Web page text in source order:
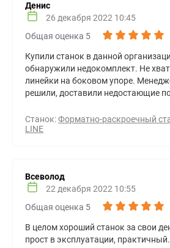
Денис
26 декабря 2022 10:45
Общая оценка 5
Купили станок в данной
обнаружили недокомплект. Не
линейки на боковом упоре.
решили, доставили недостающие
Станок:Форматно-раскроечный
LINE
Всеволод
22 декабря 2022 10:55
Общая оценка 5
В целом хороший станок за свои
прост в эксплуатации, практичный.